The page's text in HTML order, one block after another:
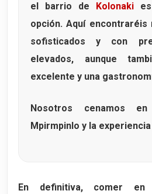
el barrio de
Kolonaki
opción. Aquí encontraréis
sofisticados y con
elevados, aunque
excelente y una
Nosotros cenamos
Mpirmpinlo y la
En definitiva, comer en